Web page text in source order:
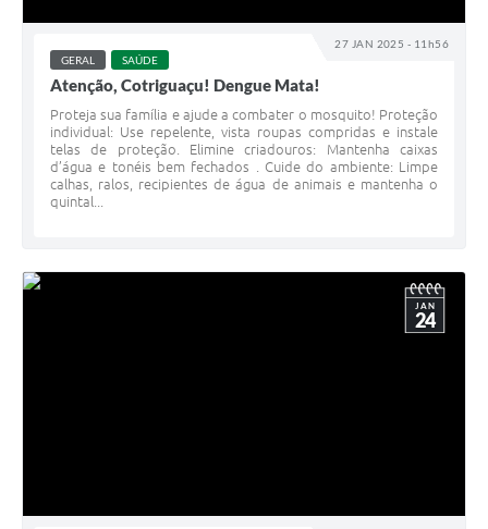
27 JAN 2025 - 11h56
GERAL SAÚDE
Atenção, Cotriguaçu! Dengue Mata!
Proteja sua família e ajude a combater o mosquito! Proteção
individual: Use repelente, vista roupas compridas e instale
telas de proteção. Elimine criadouros: Mantenha caixas
d’água e tonéis bem fechados . Cuide do ambiente: Limpe
calhas, ralos, recipientes de água de animais e mantenha o
quintal...
JAN
24